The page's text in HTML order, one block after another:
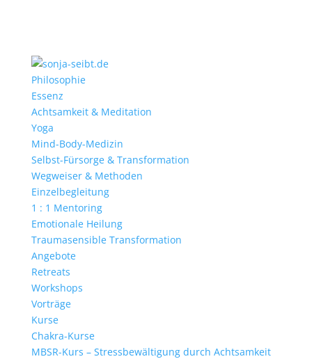
Philosophie
Essenz
Achtsamkeit & Meditation
Yoga
Mind-Body-Medizin
Selbst-Fürsorge & Transformation
Wegweiser & Methoden
Einzelbegleitung
1 : 1 Mentoring
Emotionale Heilung
Traumasensible Transformation
Angebote
Retreats
Workshops
Vorträge
Kurse
Chakra-Kurse
MBSR-Kurs – Stressbewältigung durch Achtsamkeit